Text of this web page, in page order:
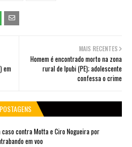
MAIS RECENTES
Homem é encontrado morto na zona
rural de Ipubi (PE); adolescente
confessa o crime
em
contra Motta e Ciro Nogueira por
em voo